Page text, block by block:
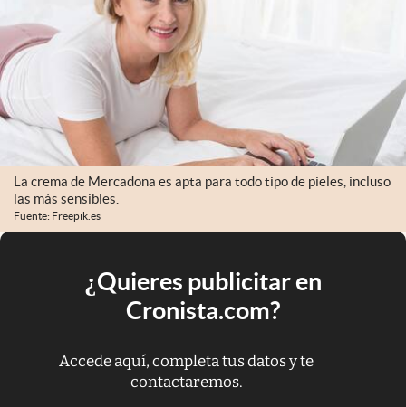
La crema de Mercadona es apta para todo tipo de pieles, incluso
las más sensibles.
Fuente: Freepik.es
¿Quieres publicitar en
Cronista.com?
Accede aquí, completa tus datos y te
contactaremos.